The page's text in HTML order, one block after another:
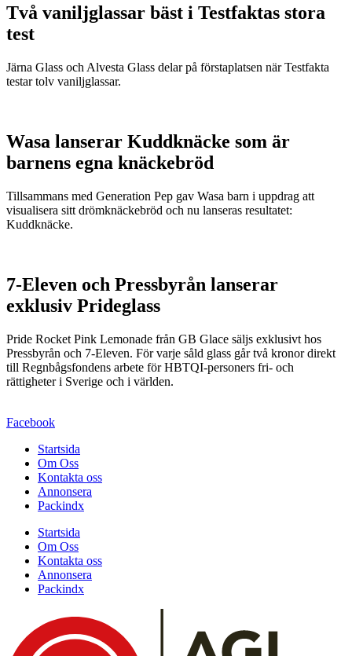
Två vaniljglassar bäst i Testfaktas stora
test
Järna Glass och Alvesta Glass delar på förstaplatsen när Testfakta
testar tolv vaniljglassar.
Wasa lanserar Kuddknäcke som är
barnens egna knäckebröd
Tillsammans med Generation Pep gav Wasa barn i uppdrag att
visualisera sitt drömknäckebröd och nu lanseras resultatet:
Kuddknäcke.
7-Eleven och Pressbyrån lanserar
exklusiv Prideglass
Pride Rocket Pink Lemonade från GB Glace säljs exklusivt hos
Pressbyrån och 7-Eleven. För varje såld glass går två kronor direkt
till Regnbågsfondens arbete för HBTQI-personers fri- och
rättigheter i Sverige och i världen.
Facebook
Startsida
Om Oss
Kontakta oss
Annonsera
Packindx
Startsida
Om Oss
Kontakta oss
Annonsera
Packindx